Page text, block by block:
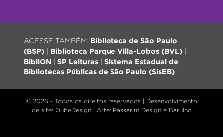
ACESSE TAMBÉM: Biblioteca de São Paulo
(BSP)
Biblioteca Parque Villa-Lobos (BVL)
BibliON
SP Leituras
Sistema Estadual de
Bibliotecas Públicas de São Paulo (SisEB)
© 2026 - Todos os direitos reservados | Desenvolvimento
de site: QubeDesign | Arte: Passarim Design e Barulho